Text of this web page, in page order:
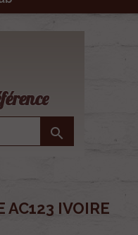

AC123 IVOIRE